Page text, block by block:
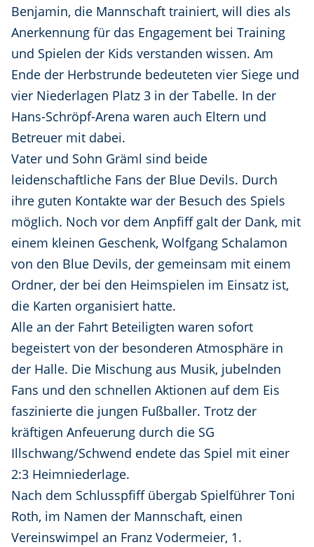
Benjamin, die Mannschaft trainiert, will dies als
Anerkennung für das Engagement bei Training
und Spielen der Kids verstanden wissen. Am
Ende der Herbstrunde bedeuteten vier Siege und
vier Niederlagen Platz 3 in der Tabelle. In der
Hans-Schröpf-Arena waren auch Eltern und
Betreuer mit dabei.
Vater und Sohn Gräml sind beide
leidenschaftliche Fans der Blue Devils. Durch
ihre guten Kontakte war der Besuch des Spiels
möglich. Noch vor dem Anpfiff galt der Dank, mit
einem kleinen Geschenk, Wolfgang Schalamon
von den Blue Devils, der gemeinsam mit einem
Ordner, der bei den Heimspielen im Einsatz ist,
die Karten organisiert hatte.
Alle an der Fahrt Beteiligten waren sofort
begeistert von der besonderen Atmosphäre in
der Halle. Die Mischung aus Musik, jubelnden
Fans und den schnellen Aktionen auf dem Eis
faszinierte die jungen Fußballer. Trotz der
kräftigen Anfeuerung durch die SG
Illschwang/Schwend endete das Spiel mit einer
2:3 Heimniederlage.
Nach dem Schlusspfiff übergab Spielführer Toni
Roth, im Namen der Mannschaft, einen
Vereinswimpel an Franz Vodermeier, 1.